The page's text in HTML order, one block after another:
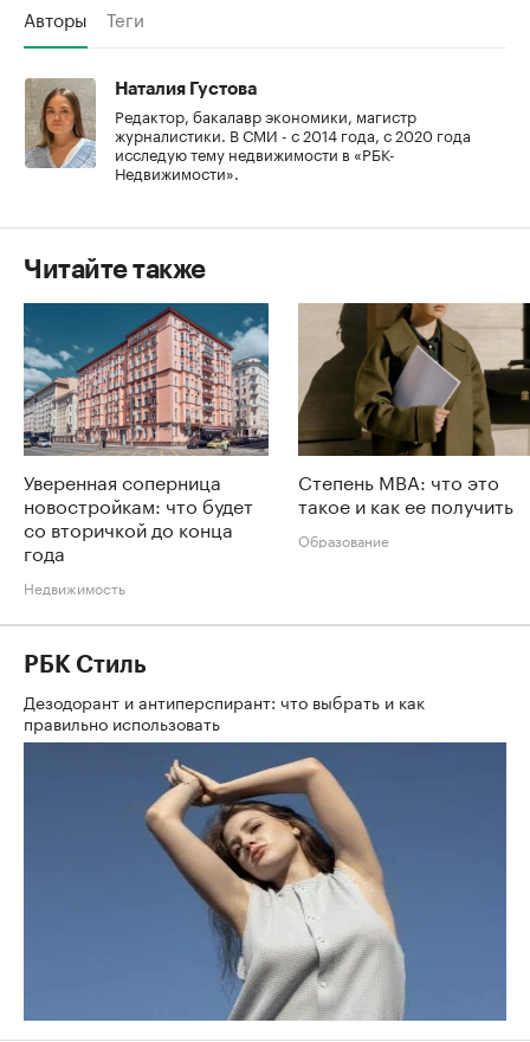
Авторы Теги
Наталия Густова
Редактор, бакалавр экономики, магистр
журналистики. В СМИ - с 2014 года, с 2020 года
исследую тему недвижимости в «РБК-
Недвижимости».
Читайте также
Уверенная соперница
новостройкам: что будет
со вторичкой до конца
года
Недвижимость
Степень MBA: что это
такое и как ее получить
Образование
РБК Стиль
Дезодорант и антиперспирант: что выбрать и как
правильно использовать